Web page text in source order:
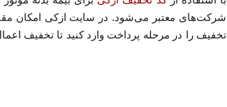
شرکت‌های معتبر می‌شود. در سایت ازکی امکان
تخفیف را در مرحله پرداخت وارد کنید تا تخفیف